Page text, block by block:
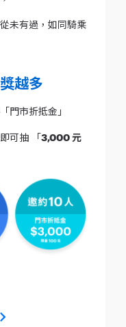
未有過，如同騎乘
越多
門市折抵金」
可抽 「3,000 元